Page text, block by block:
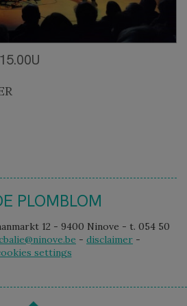
PLOMBLOM
12 - 9400 Ninove - t. 054 50
- disclaimer -
settings